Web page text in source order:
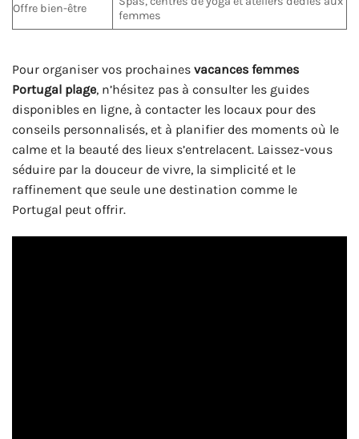
Offre bien-être
femmes
Pour organiser vos prochaines vacances femmes
Portugal plage, n’hésitez pas à consulter les guides
disponibles en ligne, à contacter les locaux pour des
conseils personnalisés, et à planifier des moments où le
calme et la beauté des lieux s’entrelacent. Laissez-vous
séduire par la douceur de vivre, la simplicité et le
raffinement que seule une destination comme le
Portugal peut offrir.